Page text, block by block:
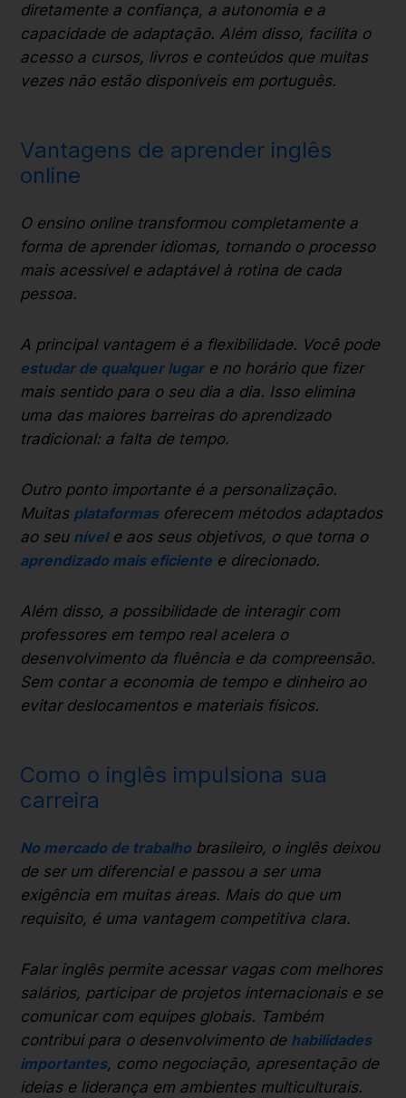
diretamente a confiança, a autonomia e a
capacidade de adaptação. Além disso, facilita o
acesso a cursos, livros e conteúdos que muitas
vezes não estão disponíveis em português.
Vantagens de aprender inglês
online
O ensino online transformou completamente a
forma de aprender idiomas, tornando o processo
mais acessível e adaptável à rotina de cada
pessoa.
A principal vantagem é a flexibilidade. Você pode
estudar de qualquer lugare no horário que fizer
mais sentido para o seu dia a dia. Isso elimina
uma das maiores barreiras do aprendizado
tradicional: a falta de tempo.
Outro ponto importante é a personalização.
Muitas plataformasoferecem métodos adaptados
ao seu nívele aos seus objetivos, o que torna o
aprendizado mais eficiente e direcionado.
Além disso, a possibilidade de interagir com
professores em tempo real acelera o
desenvolvimento da fluência e da compreensão.
Sem contar a economia de tempo e dinheiro ao
evitar deslocamentos e materiais físicos.
Como o inglês impulsiona sua
carreira
No mercado de trabalho brasileiro, o inglês deixou
de ser um diferencial e passou a ser uma
exigência em muitas áreas. Mais do que um
requisito, é uma vantagem competitiva clara.
Falar inglês permite acessar vagas com melhores
salários, participar de projetos internacionais e se
comunicar com equipes globais. Também
contribui para o desenvolvimento de habilidades
importantes, como negociação, apresentação de
ideias e liderança em ambientes multiculturais.